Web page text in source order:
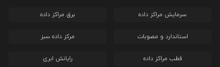
سرمایش مراکز داده برق مراکز داده
استاندارد و مصوبات مرکز داده سبز
قطب مراکز داده رایانش ابری